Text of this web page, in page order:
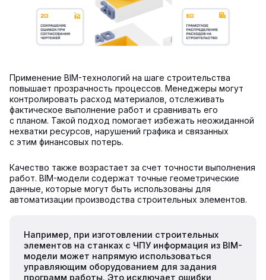
Применение BIM-технологий на шаге строительства
повышает прозрачность процессов. Менеджеры могут
контролировать расход материалов, отслеживать
фактическое выполнение работ и сравнивать его
с планом. Такой подход помогает избежать неожиданной
нехватки ресурсов, нарушений графика и связанных
с этим финансовых потерь.
Качество также возрастает за счет точности выполнения
работ. BIM-модели содержат точные геометрические
данные, которые могут быть использованы для
автоматизации производства строительных элементов.
Например, при изготовлении строительных
элементов на станках с ЧПУ информация из BIM-
модели может напрямую использоваться
управляющим оборудованием для задания
программ работы. Это исключает ошибки,